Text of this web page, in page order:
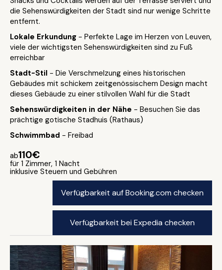
die Sehenswürdigkeiten der Stadt sind nur wenige Schritte
entfernt.
Lokale Erkundung - Perfekte Lage im Herzen von Leuven,
viele der wichtigsten Sehenswürdigkeiten sind zu Fuß
erreichbar
Stadt-Stil - Die Verschmelzung eines historischen
Gebäudes mit schickem zeitgenössischem Design macht
dieses Gebäude zu einer stilvollen Wahl für die Stadt
Sehenswürdigkeiten in der Nähe - Besuchen Sie das
prächtige gotische Stadhuis (Rathaus)
Schwimmbad - Freibad
ab110€
für 1 Zimmer, 1 Nacht
inklusive Steuern und Gebühren
Verfügbarkeit auf Booking.com checken
Verfügbarkeit bei Expedia checken